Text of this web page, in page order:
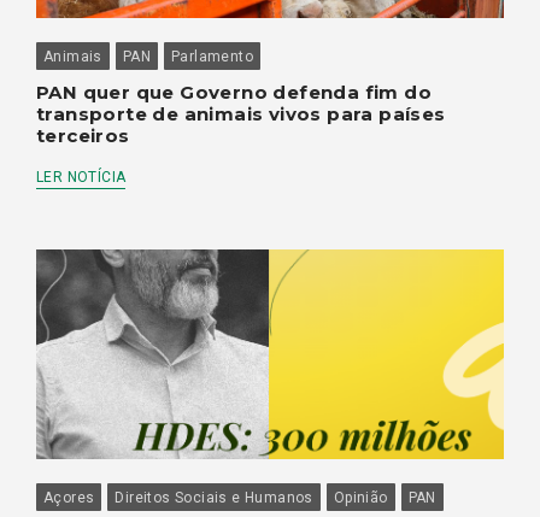
Animais PAN Parlamento
PAN quer que Governo defenda fim do
transporte de animais vivos para países
terceiros
LER NOTÍCIA
Açores Direitos Sociais e Humanos Opinião PAN